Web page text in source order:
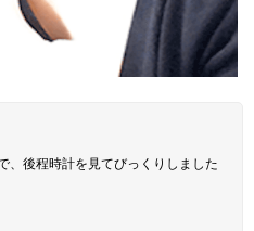
、後程時計を見てびっくりしました